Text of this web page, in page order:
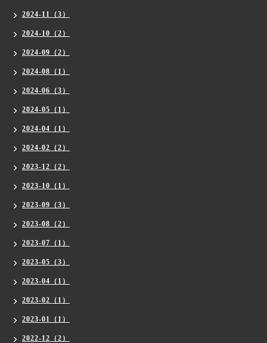
2024-11（3）
2024-10（2）
2024-09（2）
2024-08（1）
2024-06（3）
2024-05（1）
2024-04（1）
2024-02（2）
2023-12（2）
2023-10（1）
2023-09（3）
2023-08（2）
2023-07（1）
2023-05（3）
2023-04（1）
2023-02（1）
2023-01（1）
2022-12（2）